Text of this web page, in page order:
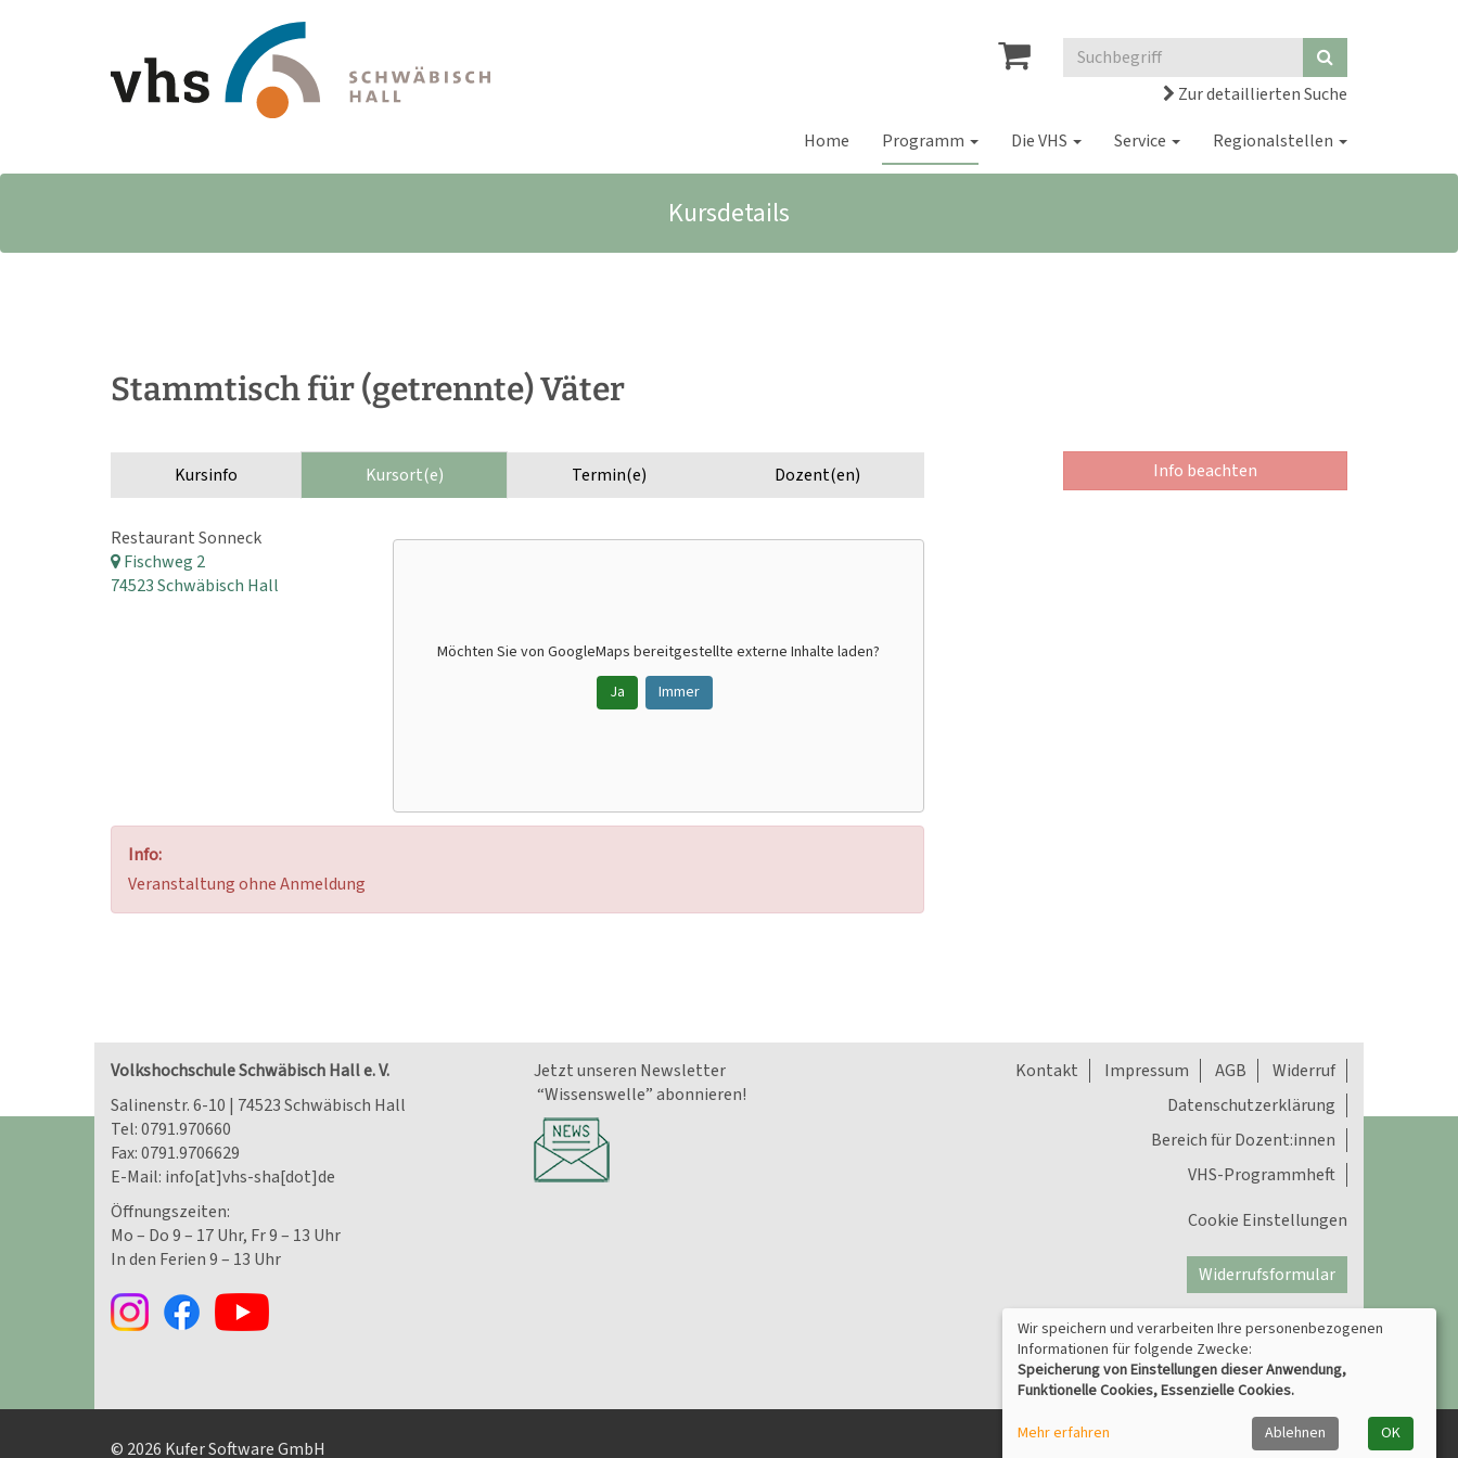
Zur detaillierten Suche
Home
Programm Die VHS Service Regionalstellen
Kursdetails
Stammtisch für (getrennte) Väter
Kursinfo Kursort(e) Termin(e) Dozent(en)
Restaurant Sonneck
Fischweg 2
74523 Schwäbisch Hall
Möchten Sie von GoogleMaps bereitgestellte externe Inhalte laden?
Ja
Immer
Info:
Veranstaltung ohne Anmeldung
Info beachten
Volkshochschule Schwäbisch Hall e. V.
Salinenstr. 6-10 | 74523 Schwäbisch Hall
Tel:0791.970660
Fax: 0791.9706629
E-Mail: info[at]vhs-sha[dot]de
Öffnungszeiten:
Mo – Do 9 – 17 Uhr, Fr 9 – 13 Uhr
In den Ferien 9 – 13 Uhr
Jetzt unseren Newsletter
“Wissenswelle” abonnieren!
Kontakt Impressum AGB
Widerruf
Datenschutzerklärung
Bereich für Dozent:innen
VHS-Programmheft
Cookie Einstellungen
Widerrufsformular
© 2026 Kufer Software GmbH
Wir speichern und verarbeiten Ihre personenbezogenen
Informationen für folgende Zwecke:
Speicherung von Einstellungen dieser Anwendung,
Funktionelle Cookies, Essenzielle Cookies.
Mehr erfahren
Ablehnen OK